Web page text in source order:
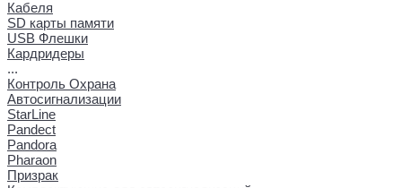
Кабеля
SD карты памяти
USB Флешки
Кардридеры
...
Контроль Охрана
Автосигнализации
StarLine
Pandect
Pandora
Pharaon
Призрак